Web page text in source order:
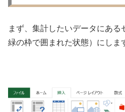
まず、集計したいデータにあ
緑の枠で囲まれた状態）にしま